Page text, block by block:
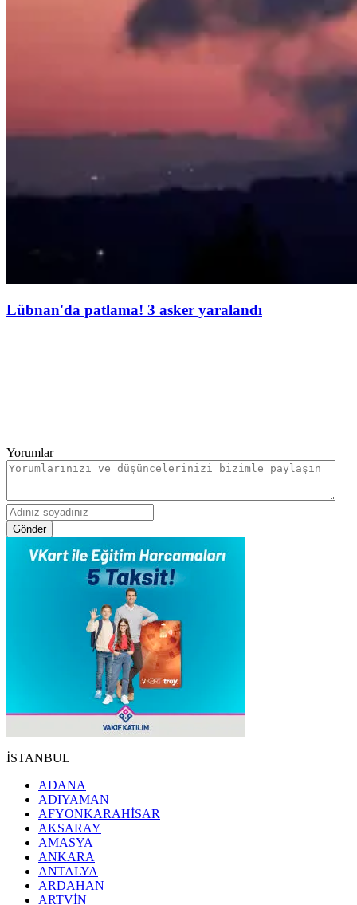
Lübnan'da patlama! 3 asker yaralandı
Yorumlar
Gönder
İSTANBUL
ADANA
ADIYAMAN
AFYONKARAHİSAR
AKSARAY
AMASYA
ANKARA
ANTALYA
ARDAHAN
ARTVİN